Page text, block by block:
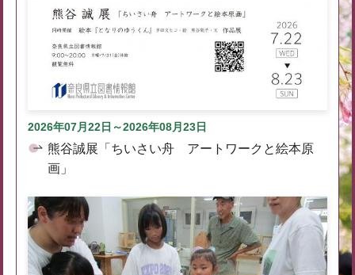
2026年07月22日～2026年08月23日
熊谷誠展「ちいさい舟 アートワークと絵本原
画」